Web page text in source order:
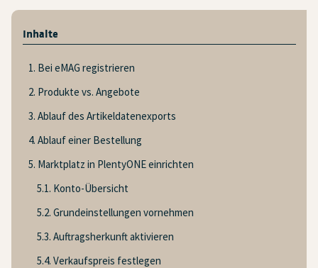
Inhalte
1. Bei eMAG registrieren
2. Produkte vs. Angebote
3. Ablauf des Artikeldatenexports
4. Ablauf einer Bestellung
5. Marktplatz in PlentyONE einrichten
5.1. Konto-Übersicht
5.2. Grundeinstellungen vornehmen
5.3. Auftragsherkunft aktivieren
5.4. Verkaufspreis festlegen